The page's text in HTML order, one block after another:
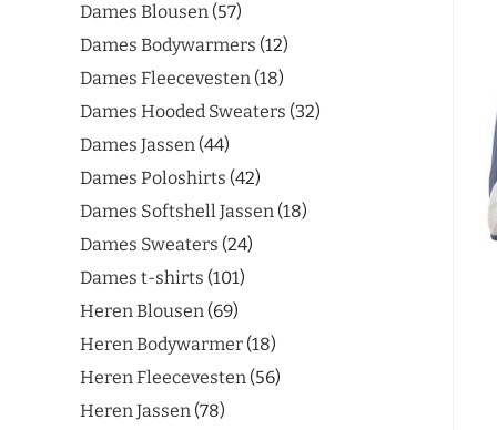
Dames Blousen 57
Dames Bodywarmers 12
Dames Fleecevesten 18
Dames Hooded Sweaters 32
Dames Jassen 44
Dames Poloshirts 42
Dames Softshell Jassen 18
Dames Sweaters 24
Dames t-shirts 101
Heren Blousen 69
Heren Bodywarmer 18
Heren Fleecevesten 56
Heren Jassen 78